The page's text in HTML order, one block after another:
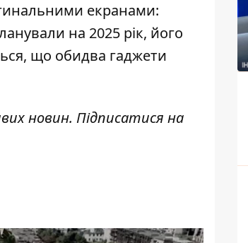
екранами:
на 2025 рік, його
що обидва гаджети
новин. Підписатися на